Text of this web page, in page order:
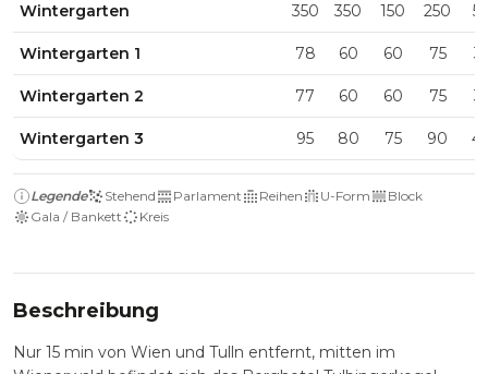
Wintergarten 350 350 150 250
Wintergarten 1 78 60 60 75
Wintergarten 2 77 60 60 75
Wintergarten 3 95 80 75 90
Legende Stehend Parlament Reihen U-Form
Block
Gala / Bankett
Kreis
Beschreibung
Nur 15 min von Wien und Tulln entfernt, mitten im